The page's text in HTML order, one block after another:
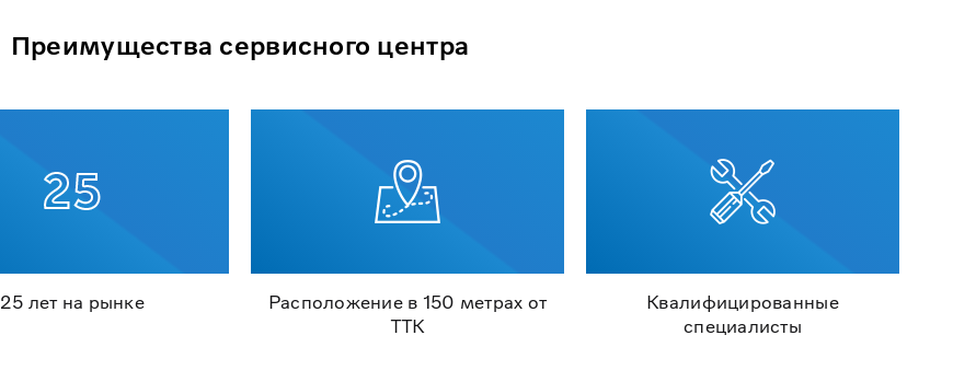
Преимущества сервисного центра
25 лет на рынке
Расположение в 150 метрах от
ТТК
Квалифицированные
специалисты